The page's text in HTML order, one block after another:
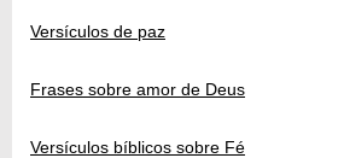
Versículos de paz
Frases sobre amor de Deus
Versículos bíblicos sobre Fé